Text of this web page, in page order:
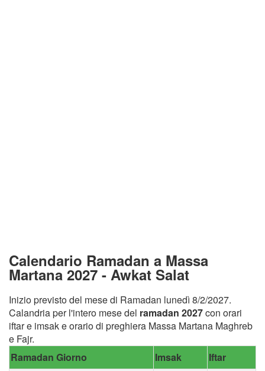
Calendario Ramadan a Massa
Martana 2027 - Awkat Salat
Inizio previsto del mese di Ramadan lunedì 8/2/2027.
Calandria per l'intero mese del ramadan 2027con orari
iftar e imsak e orario di preghiera Massa Martana Maghreb
e Fajr.
Ramadan Giorno
Imsak
Iftar